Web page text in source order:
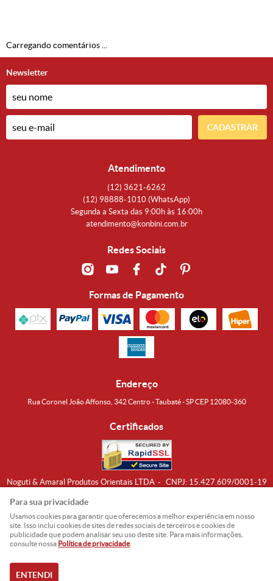
Carregando comentários ...
Newsletter
CADASTRAR
Atendimento
(12) 3621-6262
(12) 98888-1010 (WhatsApp)
Segunda a Sexta das 9:00h às 16:00h
atendimento@konbini.com.br
Redes Sociais
Formas de Pagamento
Endereço
Rua Coronel João Affonso, 342 Centro - Taubaté - SP CEP 12080-360
Certificados
Noguti & Amaral Produtos Orientais LTDA CNPJ: 15.427.609/0001-19
Para sua privacidade
Usamos cookies para garantir que oferecemos a melhor experiência em nosso
site. Isso inclui cookies de sites de redes sociais de terceiros e cookies de
publicidade que podem analisar seu uso deste site. Para mais informações,
consulte nossa Política de privacidade.
ENTENDI